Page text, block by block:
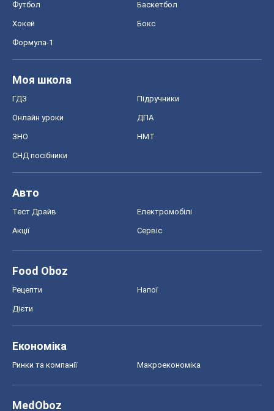
Футбол Баскетбол
Хокей Бокс
Формула-1
Моя школа
ГДЗ Підручники
Онлайн уроки ДПА
ЗНО НМТ
СНД посібники
Авто
Тест Драйв Електромобілі
Акції Сервіс
Food Oboz
Рецепти Напої
Дієти
Економіка
Ринки та компанії Макроекономіка
MedOboz